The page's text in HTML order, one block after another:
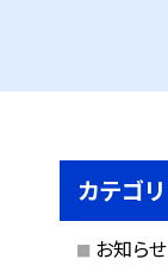
カテゴリ
お知らせ